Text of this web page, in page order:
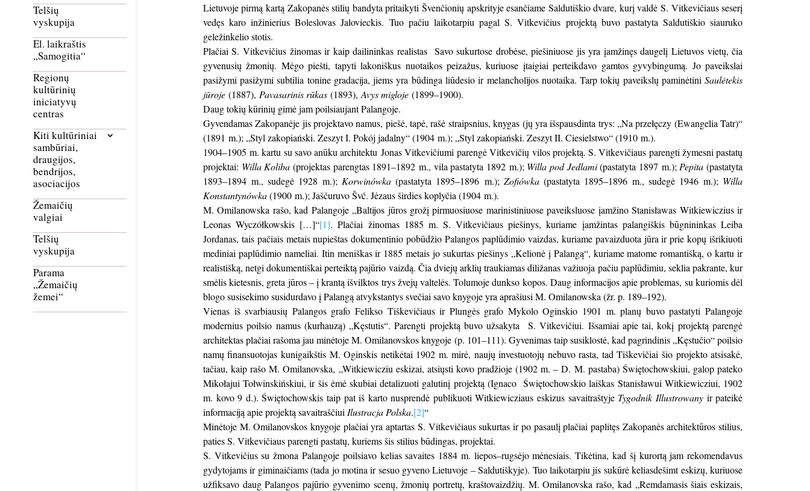
Telšių
vyskupija
El. laikraštis
„Samogitia“
Regionų
kultūrinių
iniciatyvų
centras
Kiti kultūriniai
sambūriai,
draugijos,
bendrijos,
asociacijos
Žemaičių
valgiai
Telšių
vyskupija
Parama
„Žemaičių
žemei“
Lietuvoje pirmą kartą Zakopanės stilių bandyta pritaikyti Švenčionių apskrityje esančiame Saldutiškio dvare, kurį valdė S. Vitkevičiaus seserį
vedęs karo inžinierius Boleslovas Jalovieckis. Tuo pačiu laikotarpiu pagal S. Vitkevičius projektą buvo pastatyta Saldutiškio siauruko
geležinkelio stotis.
Plačiai S. Vitkevičius žinomas ir kaip dailininkas realistas Savo sukurtose drobėse, piešiniuose jis yra įamžinęs daugelį Lietuvos vietų, čia
gyvenusių žmonių. Mėgo piešti, tapyti lakoniškus nuotaikos peizažus, kuriuose įtaigiai perteikdavo gamtos gyvybingumą. Jo paveikslai
pasižymi pasižymi subtilia tonine gradacija, jiems yra būdinga liūdesio ir melancholijos nuotaika. Tarp tokių paveikslų paminėtiniSaulėtekis
jūroje(1887), Pavasarinis rūkas(1893), Avys migloje(1899–1900).
Daug tokių kūrinių gimė jam poilsiaujant Palangoje.
Gyvendamas Zakopanėje jis projektavo namus, piešė, tapė, rašė straipsnius, knygas (jų yra išspausdinta trys: „Na przełęczy (Ewangelia Tatr)“
(1891 m.); „Styl zakopiański. Zeszyt I. Pokój jadalny“ (1904 m.); „Styl zakopiański. Zeszyt II. Ciesielstwo“ (1910 m.).
1904–1905 m. kartu su savo anūku architektu Jonas Vitkevičiumi parengė Vitkevičių vilos projektą. S. Vitkevičiaus parengti žymesni pastatų
projektai: Willa Koliba (projektas parengtas 1891–1892 m., vila pastatyta 1892 m.); Willa pod Jedlami(pastatyta 1897 m.); Pepita (pastatyta
1893–1894 m., sudegė 1928 m.); Korwinówka (pastatyta 1895–1896 m.); Zofiówka(pastatyta 1895–1896 m., sudegė 1946 m.); Willa
Konstantynówka(1900 m.); Jaščuruvo Švč. Jėzaus širdies koplyčia (1904 m.).
M. Omilanowska rašo, kad Palangoje „Baltijos jūros grožį pirmuosiuose marinistiniuose paveiksluose įamžino Stanisławas Witkiewiczius ir
Leonas Wyczółkowskis […]“[1]. Plačiai žinomas 1885 m. S. Vitkevičiaus piešinys, kuriame įamžintas palangiškis būgnininkas Leiba
Jordanas, tais pačiais metais nupieštas dokumentinio pobūdžio Palangos paplūdimio vaizdas, kuriame pavaizduota jūra ir prie kopų išrikiuoti
mediniai paplūdimio nameliai. Itin meniškas ir 1885 metais jo sukurtas piešinys „Kelionė į Palangą“, kuriame matome romantišką, o kartu ir
realistišką, netgi dokumentiškai perteiktą pajūrio vaizdą. Čia dviejų arklių traukiamas diližanas važiuoja pačiu paplūdimiu, seklia pakrante, kur
smėlis kietesnis, greta jūros – į krantą išvilktos trys žvejų valtelės. Tolumoje dunkso kopos. Daug informacijos apie problemas, su kuriomis dėl
blogo susisekimo susidurdavo į Palangą atvykstantys svečiai savo knygoje yra aprašiusi M. Omilanowska (žr. p. 189–192).
Vienas iš svarbiausių Palangos grafo Felikso Tiškevičiaus ir Plungės grafo Mykolo Oginskio 1901 m. planų buvo pastatyti Palangoje
modernius poilsio namus (kurhauzą) „Kęstutis“. Parengti projektą buvo užsakyta S. Vitkevičiui. Išsamiai apie tai, kokį projektą parengė
architektas plačiai rašoma jau minėtoje M. Omilanovskos knygoje (p. 101–111). Gyvenimas taip susiklostė, kad pagrindinis „Kęstučio“ poilsio
namų finansuotojas kunigaikštis M. Oginskis netikėtai 1902 m. mirė, naujų investuotojų nebuvo rasta, tad Tiškevičiai šio projekto atsisakė,
tačiau, kaip rašo M. Omilanovska, „Witkiewicziu eskizai, atsiųsti kovo pradžioje (1902 m. – D. M. pastaba) Świętochowskiui, galop pateko
Mikołajui Tołwinskińskiui, ir šis ėmė skubiai detalizuoti galutinį projektą (Ignaco Świętochowskio laiškas Stanisławui Witkiewicziui, 1902
m. kovo 9 d.). Świętochowskis taip pat iš karto nusprendė publikuoti Witkiewicziaus eskizus savaitraštyje Tygodnik Illustrowanyir pateikė
informaciją apie projektą savaitraščiui Ilustracja Polska.[2]“
Minėtoje M. Omilanovskos knygoje plačiai yra aptartas S. Vitkevičiaus sukurtas ir po pasaulį plačiai paplitęs Zakopanės architektūros stilius,
paties S. Vitkevičiaus parengti pastatų, kuriems šis stilius būdingas, projektai.
S. Vitkevičius su žmona Palangoje poilsiavo kelias savaites 1884 m. liepos–rugsėjo mėnesiais. Tikėtina, kad šį kurortą jam rekomendavus
gydytojams ir giminaičiams (tada jo motina ir sesuo gyveno Lietuvoje – Saldutiškyje). Tuo laikotarpiu jis sukūrė keliasdešimt eskizų, kuriuose
užfiksavo daug Palangos pajūrio gyvenimo scenų, žmonių portretų, kraštovaizdžių. M. Omilanovska rašo, kad „Remdamasis šiais eskizais,